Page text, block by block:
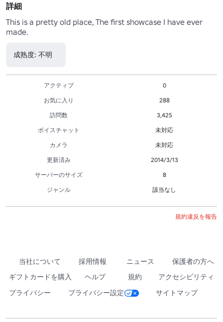
詳細
This is a pretty old place, The first showcase I have ever
made.
成熟度: 不明
アクティブ
0
お気に入り
288
訪問数
3,425
ボイスチャット
未対応
カメラ
未対応
更新済み
2014/3/13
サーバーのサイズ
8
ジャンル
該当なし
規約違反を報告
当社について 採用情報 ニュース
保護者の方へ
ギフトカードを購入
ヘルプ 規約
アクセシビリティ
プライバシー
プライバシー設定 サイトマップ